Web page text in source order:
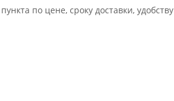
по цене, сроку доставки, удобству